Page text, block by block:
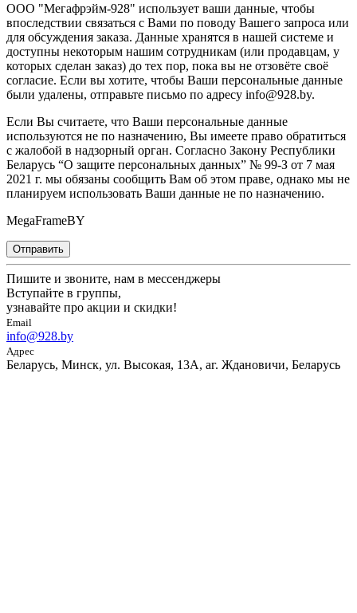
ООО "Мегафрэйм-928" использует ваши данные, чтобы
впоследствии связаться с Вами по поводу Вашего запроса или
для обсуждения заказа. Данные хранятся в нашей системе и
доступны некоторым нашим сотрудникам (или продавцам, у
которых сделан заказ) до тех пор, пока вы не отзовёте своё
согласие. Если вы хотите, чтобы Ваши персональные данные
были удалены, отправьте письмо по адресу info@928.by.
Если Вы считаете, что Ваши персональные данные
используются не по назначению, Вы имеете право обратиться
с жалобой в надзорный орган. Согласно Закону Республики
Беларусь “О защите персональных данных” № 99-З от 7 мая
2021 г. мы обязаны сообщить Вам об этом праве, однако мы не
планируем использовать Ваши данные не по назначению.
MegaFrameBY
Отправить
Пишите и звоните, нам в мессенджеры
Вступайте в группы,
узнавайте про акции и скидки!
Email
info@928.by
Адрес
Беларусь, Минск, ул. Высокая, 13А, аг. Ждановичи, Беларусь